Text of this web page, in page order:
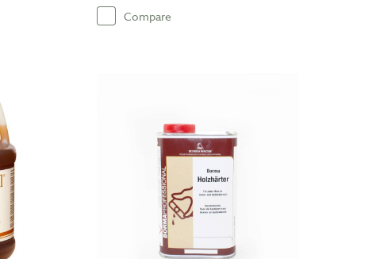
Compare